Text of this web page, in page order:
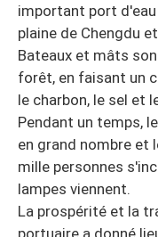
important port
plaine de Chengdu
Bateaux et mâts
forêt, en faisant un
le charbon, le sel et
Pendant un temps,
en grand nombre et
mille personnes
lampes viennent.
La prospérité et la
portuaire a donné